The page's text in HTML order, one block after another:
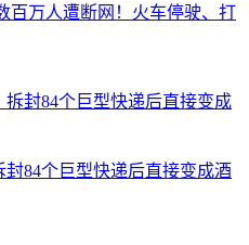
百万人遭断网！火车停驶、打
84个巨型快递后直接变成酒